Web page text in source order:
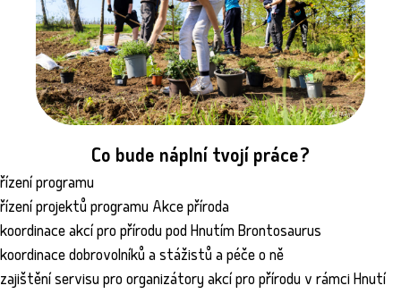
Co bude náplní tvojí práce?
řízení programu
řízení projektů programu Akce příroda
koordinace akcí pro přírodu pod Hnutím Brontosaurus
koordinace dobrovolníků a stážistů a péče o ně
zajištění servisu pro organizátory akcí pro přírodu v rámci Hnutí